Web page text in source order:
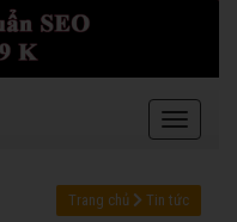
Trang chủ Tin tức